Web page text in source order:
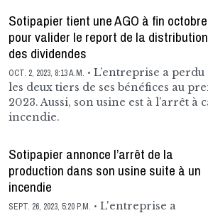
Sotipapier tient une AGO à fin octobre
pour valider le report de la distribution
des dividendes
OCT. 2, 2023, 8:13 A.M.
L’entreprise a perdu
les deux tiers de ses bénéfices au
2023. Aussi, son usine est à l’arrêt à
incendie.
Sotipapier annonce l’arrêt de la
production dans son usine suite à un
incendie
SEPT. 26, 2023, 5:20 P.M.
L'entreprise a